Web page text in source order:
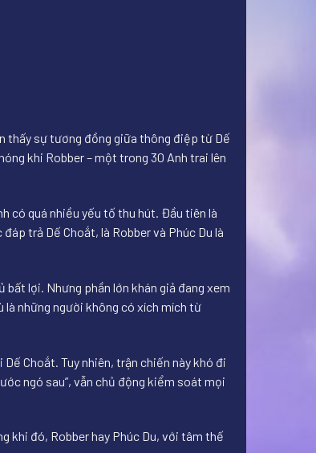
thấy sự tương đồng giữa thông điệp từ Dế
khi Robber – một trong 30 Anh trai lên
có quá nhiều yếu tố thu hút. Đầu tiên là
trả Dế Choắt, là Robber và Phúc Du là
lợi. Nhưng phần lớn khán giả đang xem
là những người không có xích mích từ
Choắt. Tuy nhiên, trận chiến này khó đi
ngó sau”, vẫn chủ động kiểm soát mọi
khi đó, Robber hay Phúc Du, với tâm thế